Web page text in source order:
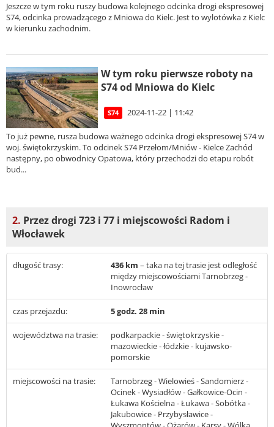
Jeszcze w tym roku ruszy budowa kolejnego odcinka drogi ekspresowej
S74, odcinka prowadzącego z Mniowa do Kielc. Jest to wylotówka z Kielc
w kierunku zachodnim.
W tym roku pierwsze roboty na
S74 od Mniowa do Kielc
S74 2024-11-22 | 11:42
To już pewne, rusza budowa ważnego odcinka drogi ekspresowej S74 w
woj. świętokrzyskim. To odcinek S74 Przełom/Mniów - Kielce Zachód
następny, po obwodnicy Opatowa, który przechodzi do etapu robót
bud...
2. Przez drogi 723 i 77 i miejscowości Radom i
Włocławek
długość trasy: 436 km – taka na tej trasie jest odległość
między miejscowościami Tarnobrzeg -
Inowrocław
czas przejazdu: 5 godz. 28 min
województwa na trasie:
podkarpackie - świętokrzyskie -
mazowieckie - łódzkie - kujawsko-
pomorskie
miejscowości na trasie:
Tarnobrzeg - Wielowieś - Sandomierz -
Ocinek - Wysiadłów - Gałkowice-Ocin -
Łukawa Kościelna - Łukawa - Sobótka -
Jakubowice - Przybysławice -